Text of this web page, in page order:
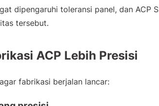
dipengaruhi toleransi panel, dan ACP
tersebut.
ACP Lebih Presisi
fabrikasi berjalan lancar: